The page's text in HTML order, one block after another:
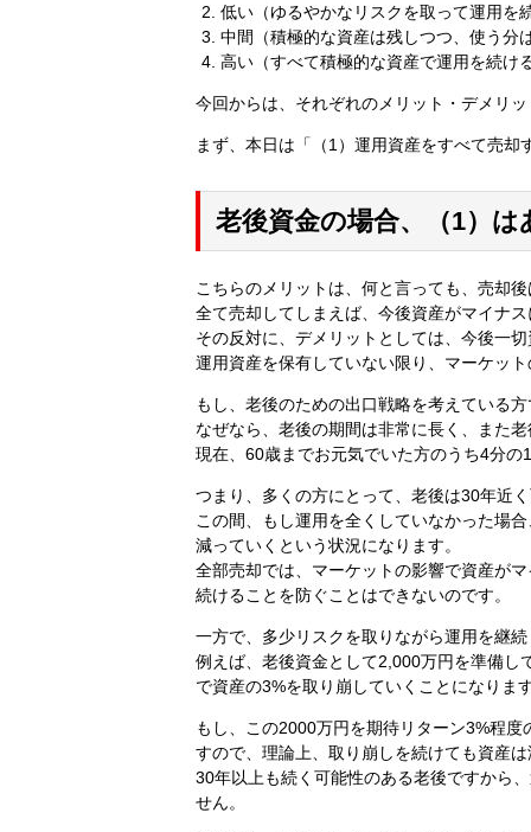
低い（ゆるやかなリスクを取って運用を
中間（積極的な資産は残しつつ、使う分
高い（すべて積極的な資産で運用を続け
今回からは、それぞれのメリット・デメリ
まず、本日は「（1）運用資産をすべて売
老後資金の場合、（1）
こちらのメリットは、何と言っても、売却
全て売却してしまえば、今後資産がマイナ
その反対に、デメリットとしては、今後一
運用資産を保有していない限り、マーケッ
もし、老後のための出口戦略を考えている
なぜなら、老後の期間は非常に長く、また
現在、60歳までお元気でいた方のうち4分
つまり、多くの方にとって、老後は30年近
この間、もし運用を全くしていなかった場
減っていくという状況になります。
全部売却では、マーケットの影響で資産が
続けることを防ぐことはできないのです。
一方で、多少リスクを取りながら運用を継
例えば、老後資金として2,000万円を準備し
で資産の3%を取り崩していくことになりま
もし、この2000万円を期待リターン3%程
すので、理論上、取り崩しを続けても資産
30年以上も続く可能性のある老後ですから
せん。